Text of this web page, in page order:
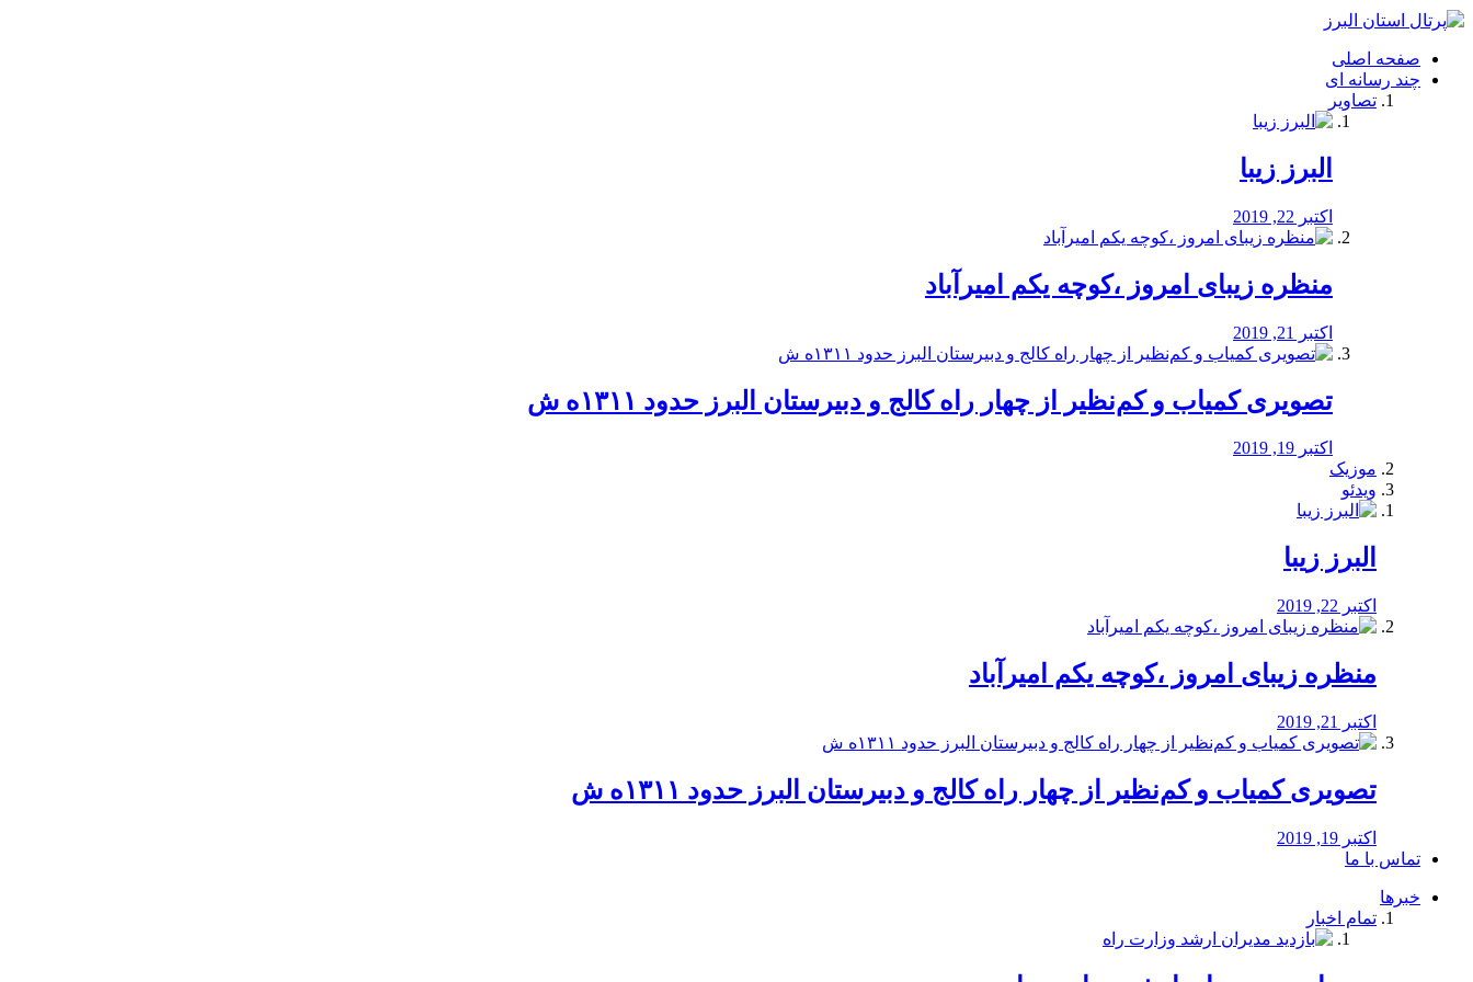
فصد
شرق
تهران
خشکشویی
صفحه اصلی
چند رسانه ای
تصاویر
البرز زیبا
اکتبر 22, 2019
منظره‌‌ زیبای امروز ،کوچه یکم امیرآباد
اکتبر 21, 2019
️تصویری کمیاب و کم‌نظیر از چهار راه كالج و دبيرستان البرز حدود ۱۳۱۱ه ش
اکتبر 19, 2019
موزیک
ویدئو
البرز زیبا
اکتبر 22, 2019
منظره‌‌ زیبای امروز ،کوچه یکم امیرآباد
اکتبر 21, 2019
️تصویری کمیاب و کم‌نظیر از چهار راه كالج و دبيرستان البرز حدود ۱۳۱۱ه ش
اکتبر 19, 2019
تماس با ما
خبرها
تمام اخبار